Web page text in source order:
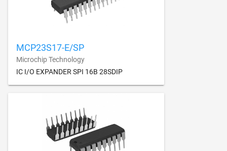
MCP23S17-E/SP
Microchip Technology
IC I/O EXPANDER SPI 16B 28SDIP